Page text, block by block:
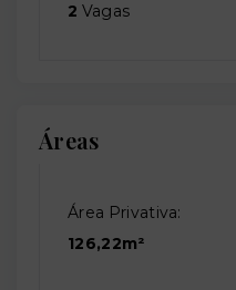
2 Vagas
Áreas
Área Privativa:
126,22m²